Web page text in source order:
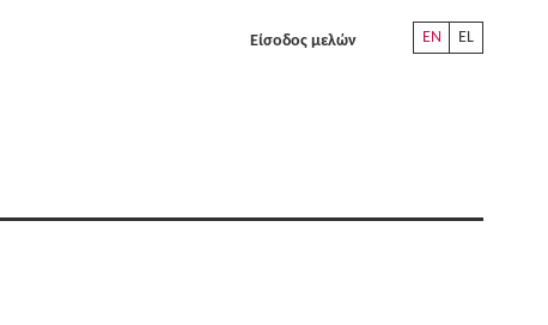
EN EL
Είσοδος μελών